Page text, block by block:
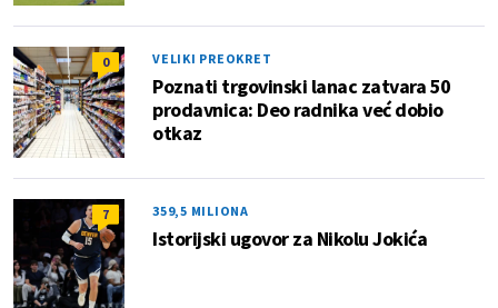
0 VELIKI PREOKRET
Poznati trgovinski lanac zatvara 50
prodavnica: Deo radnika već dobio
otkaz
7 359,5 MILIONA
Istorijski ugovor za Nikolu Jokića